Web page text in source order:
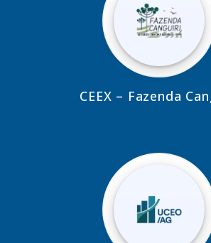
CEEX – Fazenda